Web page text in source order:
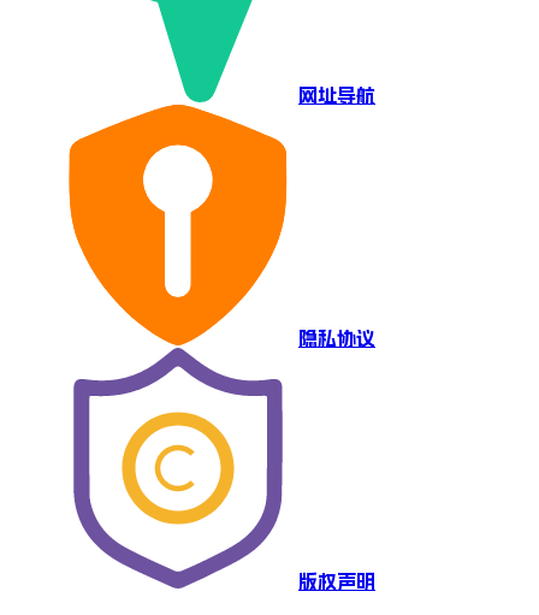
网址导航
隐私协议
版权声明